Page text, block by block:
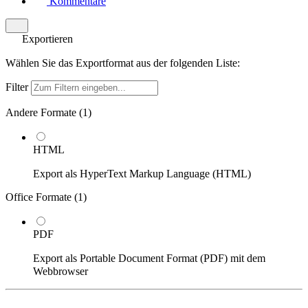
Exportieren
Wählen Sie das Exportformat aus der folgenden Liste:
Filter
Andere Formate (1)
HTML
Export als HyperText Markup Language (HTML)
Office Formate (1)
PDF
Export als Portable Document Format (PDF) mit dem
Webbrowser